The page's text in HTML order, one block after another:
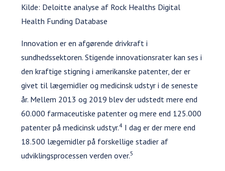
Kilde: Deloitte analyse af Rock Healths Digital
Health Funding Database
Innovation er en afgørende drivkraft i
sundhedssektoren. Stigende innovationsrater kan ses i
den kraftige stigning i amerikanske patenter, der er
givet til lægemidler og medicinsk udstyr i de seneste
år. Mellem 2013 og 2019 blev der udstedt mere end
60.000 farmaceutiske patenter og mere end 125.000
patenter på medicinsk udstyr.4 I dag er der mere end
18.500 lægemidler på forskellige stadier af
udviklingsprocessen verden over.5